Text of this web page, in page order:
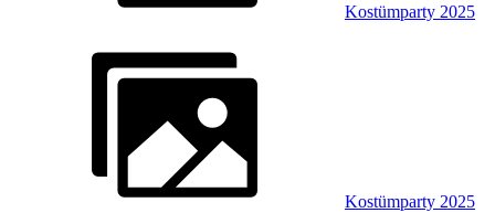
Kostümparty 2025
Kostümparty 2025